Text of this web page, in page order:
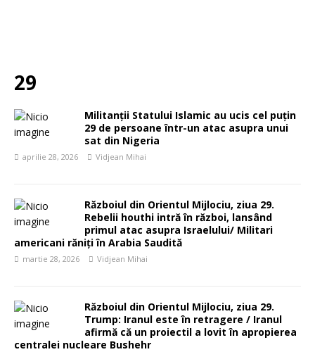
29
Militanții Statului Islamic au ucis cel puțin
29 de persoane într-un atac asupra unui
sat din Nigeria
aprilie 28, 2026 Vidjean Mihai
Războiul din Orientul Mijlociu, ziua 29.
Rebelii houthi intră în război, lansând
primul atac asupra Israelului/ Militari
americani răniți în Arabia Saudită
martie 28, 2026 Vidjean Mihai
Războiul din Orientul Mijlociu, ziua 29.
Trump: Iranul este în retragere / Iranul
afirmă că un proiectil a lovit în apropierea
centralei nucleare Bushehr